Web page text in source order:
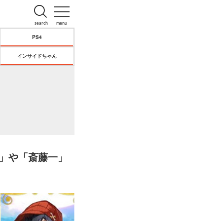
menu
search
PS4
インサイドちゃん
や「斎藤一」